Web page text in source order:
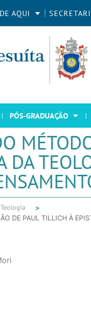
AQUI
PÓS-GRADUAÇÃO
DA
DE PAUL TILLICH À